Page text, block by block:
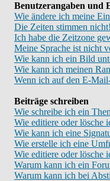
Benutzerangaben und
Wie ändere ich meine
Die Zeiten stimmen nicht!
Ich habe die Zeitzone
Meine Sprache ist nicht
Wie kann ich ein Bild
Wie kann ich meinen
Wenn ich auf den E-
Beiträge schreiben
Wie schreibe ich ein
Wie editiere oder lösche
Wie kann ich eine
Wie erstelle ich eine
Wie editiere oder lösche
Warum kann ich ein
Warum kann ich bei